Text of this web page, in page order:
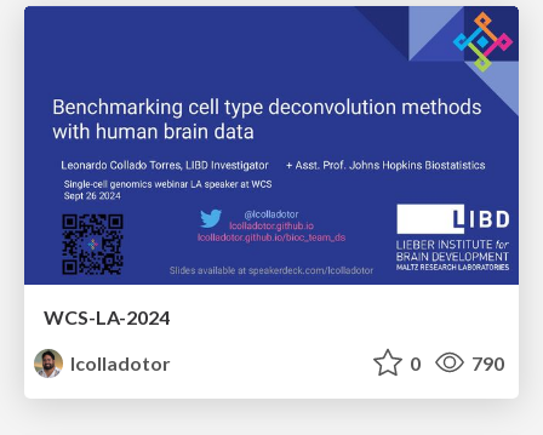
WCS-LA-2024
lcolladotor
0 790